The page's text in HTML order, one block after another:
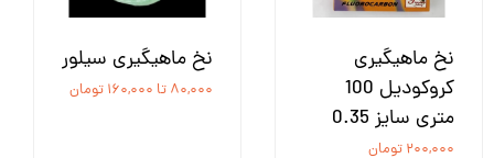
نخ ماهیگیری
کروکودیل 100
متری سایز 0.35
۲۰۰,۰۰۰ تومان
نخ ماهیگیری سیلور
۸۰,۰۰۰ تا ۱۶۰,۰۰۰ تومان